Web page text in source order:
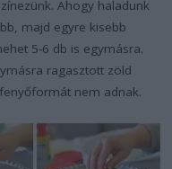
Ahogy haladunk
majd egyre kisebb
5-6 db is egymásra.
ragasztott zöld
nem adnak.